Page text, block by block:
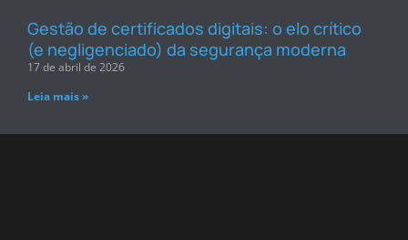
Gestão de certificados digitais: o elo crítico
(e negligenciado) da segurança moderna
17 de abril de 2026
Leia mais »